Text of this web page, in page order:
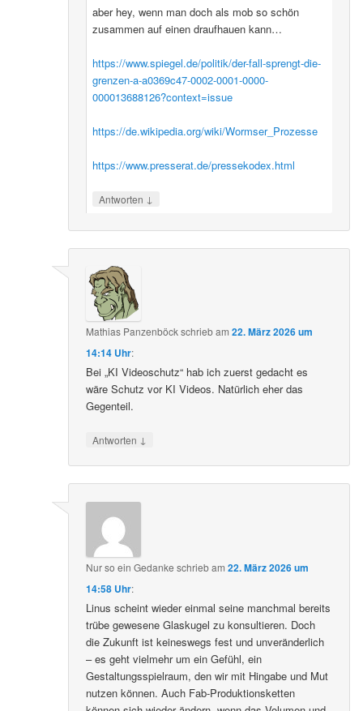
aber hey, wenn man doch als mob so schön
zusammen auf einen draufhauen kann…
https://www.spiegel.de/politik/der-fall-sprengt-die-
grenzen-a-a0369c47-0002-0001-0000-
000013688126?context=issue
https://de.wikipedia.org/wiki/Wormser_Prozesse
https://www.presserat.de/pressekodex.html
Antworten ↓
Mathias Panzenböckschriebam22. März 2026 um
14:14 Uhr:
Bei „KI Videoschutz“ hab ich zuerst gedacht es
wäre Schutz vor KI Videos. Natürlich eher das
Gegenteil.
Antworten ↓
Nur so ein Gedanke schriebam22. März 2026 um
14:58 Uhr:
Linus scheint wieder einmal seine manchmal bereits
trübe gewesene Glaskugel zu konsultieren. Doch
die Zukunft ist keineswegs fest und unveränderlich
– es geht vielmehr um ein Gefühl, ein
Gestaltungsspielraum, den wir mit Hingabe und Mut
nutzen können. Auch Fab-Produktionsketten